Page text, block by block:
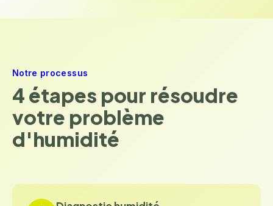
Notre processus
4 étapes pour résoudre
votre problème
d'humidité